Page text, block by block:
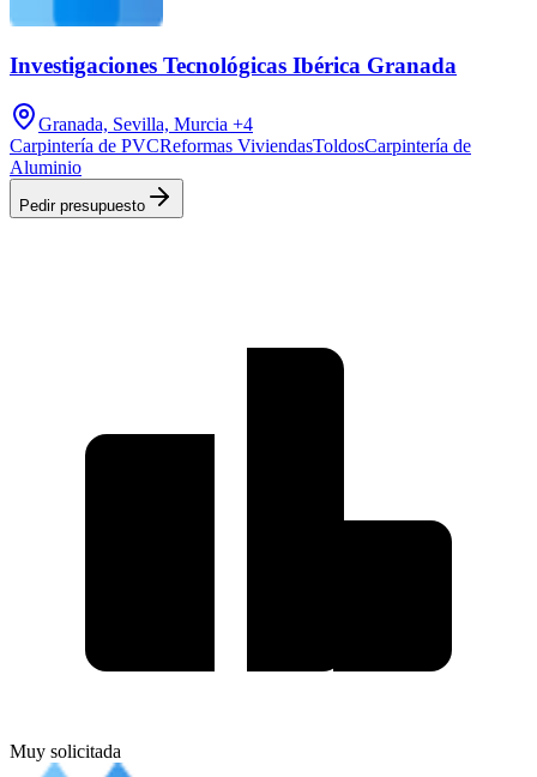
Investigaciones Tecnológicas Ibérica Granada
Granada, Sevilla, Murcia +4
Carpintería de PVCReformas ViviendasToldosCarpintería de
Aluminio
Pedir presupuesto
Muy solicitada